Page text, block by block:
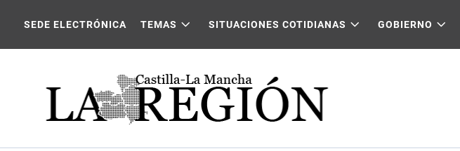
Castilla-La Mancha
SEDE ELECTRÓNICA TEMAS SITUACIONES COTIDIANAS GOBIERNO